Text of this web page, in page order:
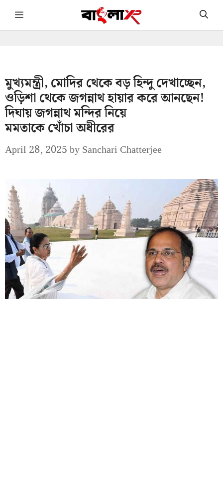
Skip Menu
মুখ্যমন্ত্রী, মোদির থেকে বড় হিন্দু দেখাচ্ছেন,
ওড়িশা থেকে জগন্নাথ হায়ার করে আনছেন!
দিঘায় জগন্নাথ মন্দির নিয়ে
মমতাকে খোঁচা অধীরের
April 28, 2025bySanchari Chatterjee